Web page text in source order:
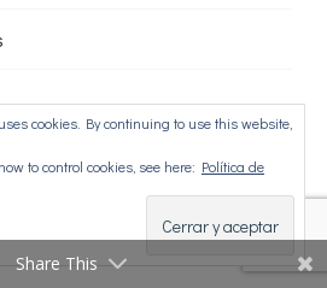
Share This
cookies. By continuing to use this website,
to control cookies, see here: Política de